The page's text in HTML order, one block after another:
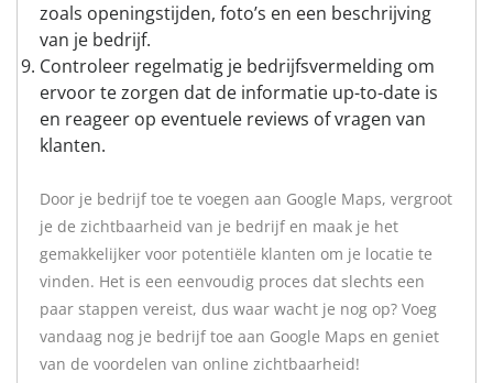
zoals openingstijden, foto’s en een beschrijving
van je bedrijf.
Controleer regelmatig je bedrijfsvermelding om
ervoor te zorgen dat de informatie up-to-date is
en reageer op eventuele reviews of vragen van
klanten.
Door je bedrijf toe te voegen aan Google Maps, vergroot
je de zichtbaarheid van je bedrijf en maak je het
gemakkelijker voor potentiële klanten om je locatie te
vinden. Het is een eenvoudig proces dat slechts een
paar stappen vereist, dus waar wacht je nog op? Voeg
vandaag nog je bedrijf toe aan Google Maps en geniet
van de voordelen van online zichtbaarheid!